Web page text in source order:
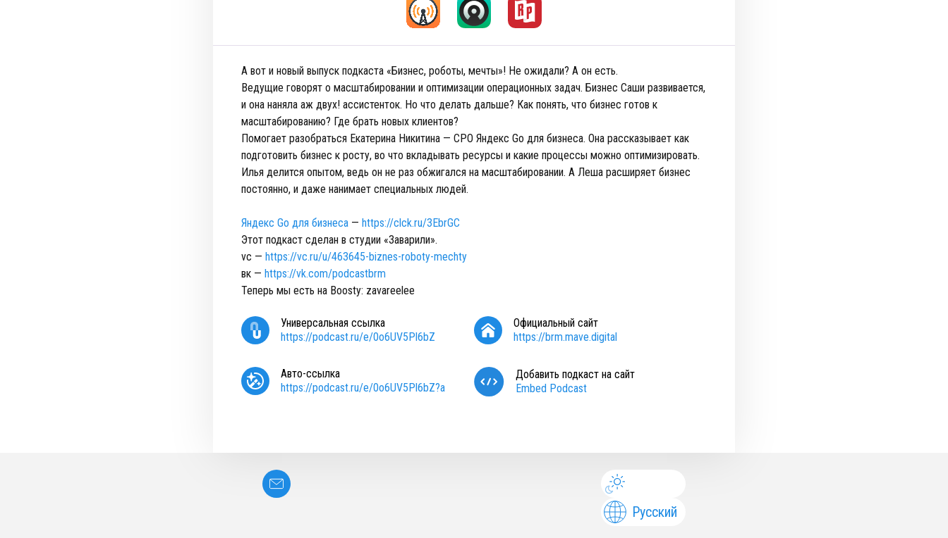
А вот и новый выпуск подкаста «Бизнес, роботы, мечты»! Не ожидали? А он есть.
Ведущие говорят о масштабировании и оптимизации операционных задач. Бизнес Саши развивается,
и она наняла аж двух! ассистенток. Но что делать дальше? Как понять, что бизнес готов к
масштабированию? Где брать новых клиентов?
Помогает разобраться Екатерина Никитина — СРО Яндекс Go для бизнеса. Она рассказывает как
подготовить бизнес к росту, во что вкладывать ресурсы и какие процессы можно оптимизировать.
Илья делится опытом, ведь он не раз обжигался на масштабировании. А Леша расширяет бизнес
постоянно, и даже нанимает специальных людей.
Яндекс Go для бизнеса — https://clck.ru/3EbrGC
Этот подкаст сделан в студии «Заварили».
vc — https://vc.ru/u/463645-biznes-roboty-mechty
вк — https://vk.com/podcastbrm
Теперь мы есть на Boosty: zavareelee
Универсальная ссылка
https://podcast.ru/e/0o6UV5Pl6bZ
Официальный сайт
https://brm.mave.digital
Авто-ссылка
https://podcast.ru/e/0o6UV5Pl6bZ?a
Добавить подкаст на сайт
Embed Podcast
Русский